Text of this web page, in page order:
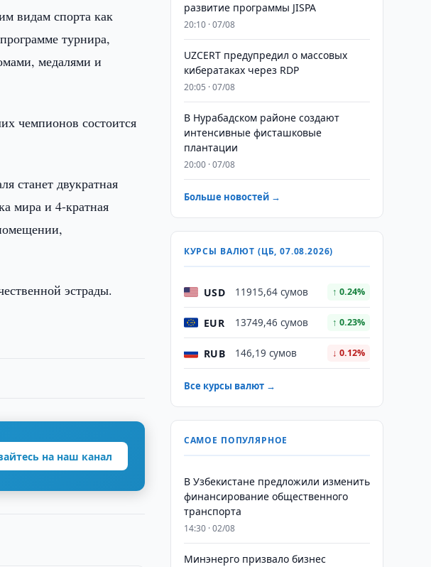
видам спорта как
турнира,
медалями и
чемпионов состоится
станет двукратная
мира и 4-кратная
эстрады.
на наш канал
развитие программы JISPA
20:10 · 07/08
UZCERT предупредил о массовых
кибератаках через RDP
20:05 · 07/08
В Нурабадском районе создают
интенсивные фисташковые
плантации
20:00 · 07/08
Больше новостей →
КУРСЫ ВАЛЮТ (ЦБ, 07.08.2026)
USD 11915,64 сумов ↑ 0.24%
EUR 13749,46 сумов ↑ 0.23%
RUB 146,19 сумов ↓ 0.12%
Все курсы валют →
САМОЕ ПОПУЛЯРНОЕ
В Узбекистане предложили изменить
финансирование общественного
транспорта
14:30 · 02/08
Минэнерго призвало бизнес